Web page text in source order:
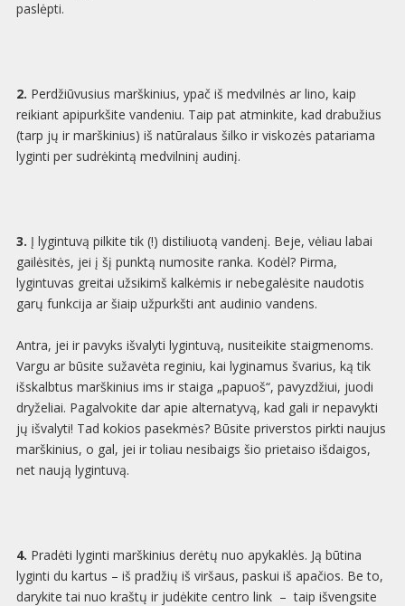
paslėpti.
2. Perdžiūvusius marškinius, ypač iš medvilnės ar lino, kaip
reikiant apipurkšite vandeniu. Taip pat atminkite, kad drabužius
(tarp jų ir marškinius) iš natūralaus šilko ir viskozės patariama
lyginti per sudrėkintą medvilninį audinį.
3. Į lygintuvą pilkite tik (!) distiliuotą vandenį. Beje, vėliau labai
gailėsitės, jei į šį punktą numosite ranka. Kodėl? Pirma,
lygintuvas greitai užsikimš kalkėmis ir nebegalėsite naudotis
garų funkcija ar šiaip užpurkšti ant audinio vandens.
Antra, jei ir pavyks išvalyti lygintuvą, nusiteikite staigmenoms.
Vargu ar būsite sužavėta reginiu, kai lyginamus švarius, ką tik
išskalbtus marškinius ims ir staiga „papuoš“, pavyzdžiui, juodi
dryželiai. Pagalvokite dar apie alternatyvą, kad gali ir nepavykti
jų išvalyti! Tad kokios pasekmės? Būsite priverstos pirkti naujus
marškinius, o gal, jei ir toliau nesibaigs šio prietaiso išdaigos,
net naują lygintuvą.
4. Pradėti lyginti marškinius derėtų nuo apykaklės. Ją būtina
lyginti du kartus – iš pradžių iš viršaus, paskui iš apačios. Be to,
darykite tai nuo kraštų ir judėkite centro link – taip išvengsite